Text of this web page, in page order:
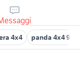
4x4 panda 4x4